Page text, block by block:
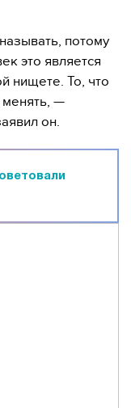
потому
это является
нищете. То, что
менять, —
он.